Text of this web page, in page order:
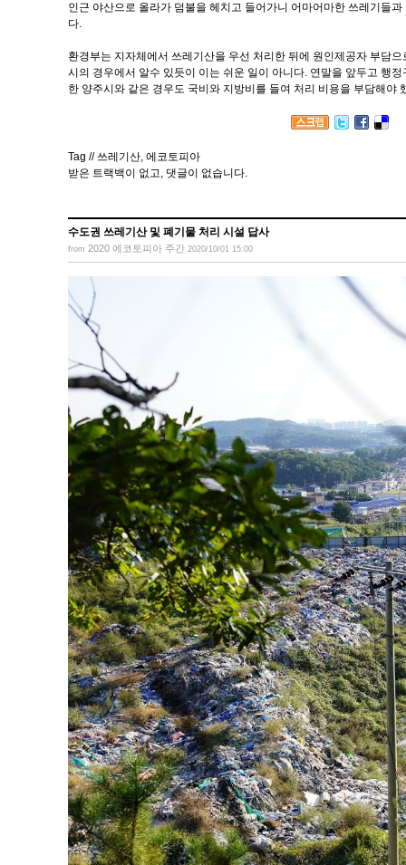
인근 야산으로 올라가 덤불을 헤치고 들어가니 어마어마한 쓰레기들
다.
환경부는 지자체에서 쓰레기산을 우선 처리한 뒤에 원인제공자 부담
시의 경우에서 알수 있듯이 이는 쉬운 일이 아니다. 연말을 앞두고 행
한 양주시와 같은 경우도 국비와 지방비를 들여 처리 비용을 부담해야
Tag // 쓰레기산, 에코토피아
받은 트랙백이 없고, 댓글이 없습니다.
수도권 쓰레기산 및 폐기물 처리 시설 답사
from 2020 에코토피아 주간 2020/10/01 15:00